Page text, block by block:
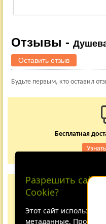
Отзывы -
Оставить отзыв
Будьте первым, кто оставил
Бесплатная
Разрешить
Cookie?
Этот сайт использует
метаданные.